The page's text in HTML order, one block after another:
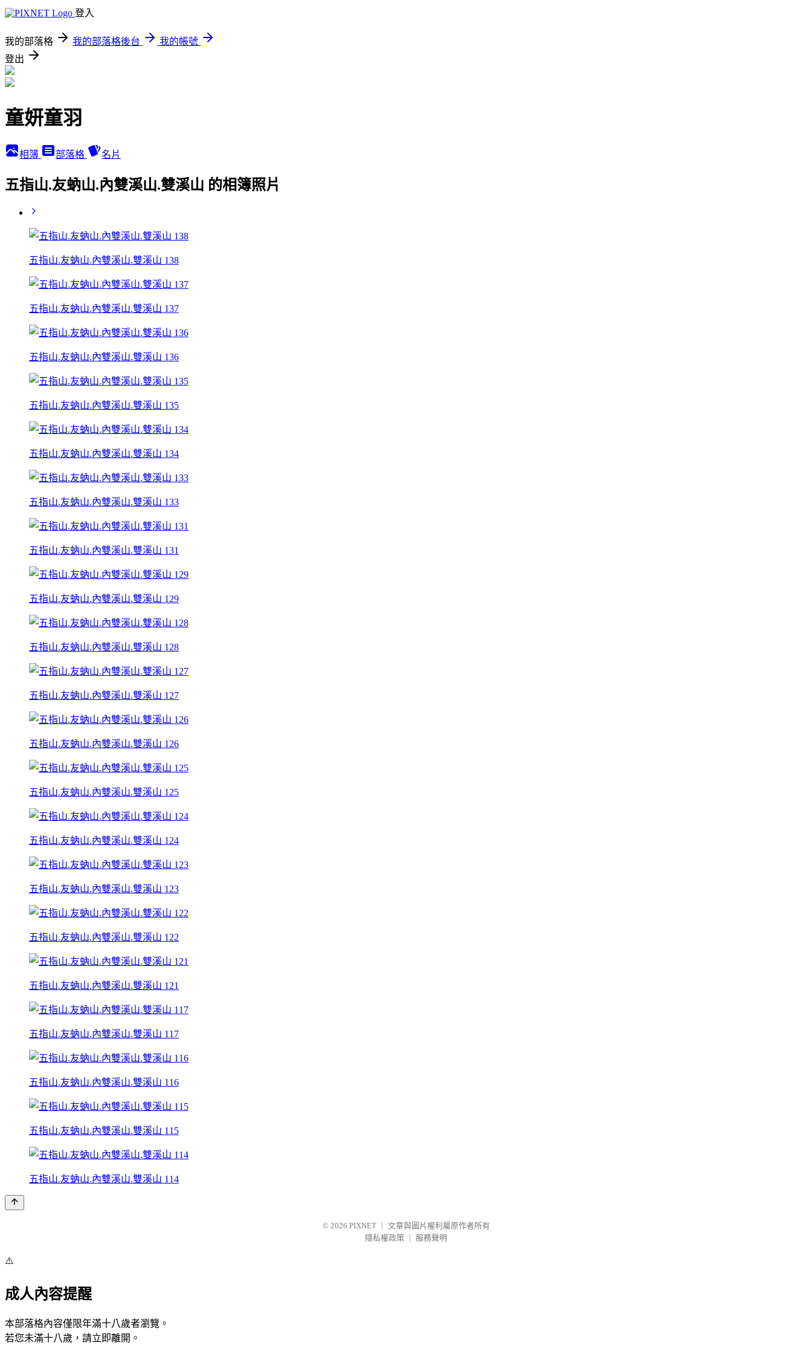
登入
我的部落格 我的部落格後台
我的帳號
登出
童妍童羽
相簿 部落格 名片
五指山.友蚋山.內雙溪山.雙溪山 的相簿照片
五指山.友蚋山.內雙溪山.雙溪山 138
五指山.友蚋山.內雙溪山.雙溪山 137
五指山.友蚋山.內雙溪山.雙溪山 136
五指山.友蚋山.內雙溪山.雙溪山 135
五指山.友蚋山.內雙溪山.雙溪山 134
五指山.友蚋山.內雙溪山.雙溪山 133
五指山.友蚋山.內雙溪山.雙溪山 131
五指山.友蚋山.內雙溪山.雙溪山 129
五指山.友蚋山.內雙溪山.雙溪山 128
五指山.友蚋山.內雙溪山.雙溪山 127
五指山.友蚋山.內雙溪山.雙溪山 126
五指山.友蚋山.內雙溪山.雙溪山 125
五指山.友蚋山.內雙溪山.雙溪山 124
五指山.友蚋山.內雙溪山.雙溪山 123
五指山.友蚋山.內雙溪山.雙溪山 122
五指山.友蚋山.內雙溪山.雙溪山 121
五指山.友蚋山.內雙溪山.雙溪山 117
五指山.友蚋山.內雙溪山.雙溪山 116
五指山.友蚋山.內雙溪山.雙溪山 115
五指山.友蚋山.內雙溪山.雙溪山 114
© 2026 PIXNET
文章與圖片權利屬原作者所有
隱私權政策
服務聲明
⚠️
成人內容提醒
本部落格內容僅限年滿十八歲者瀏覽。
若您未滿十八歲，請立即離開。